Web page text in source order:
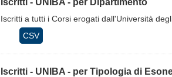
Iscritti - UNIBA - per Dipartimento
Iscritti a tutti i Corsi erogati dall'Università
CSV
Iscritti - UNIBA - per Tipologia di